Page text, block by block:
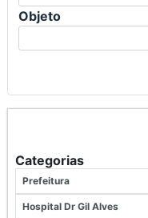
Objeto
Categorias
Prefeitura
Hospital Dr Gil Alves